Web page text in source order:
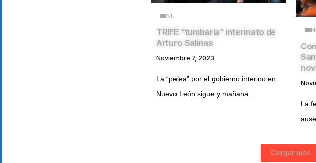
NL
TRIFE “tumbaría” interinato de
Arturo Salinas
Noviembre 7, 2023
La “pelea” por el gobierno interino en
Nuevo León sigue y mañana...
NL
La
Cargar más